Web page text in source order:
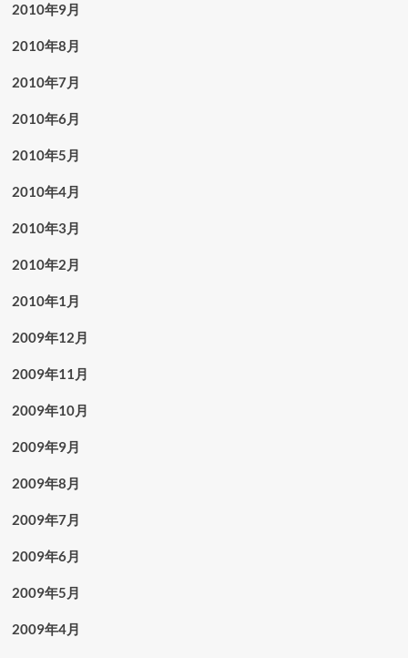
2010年9月
2010年8月
2010年7月
2010年6月
2010年5月
2010年4月
2010年3月
2010年2月
2010年1月
2009年12月
2009年11月
2009年10月
2009年9月
2009年8月
2009年7月
2009年6月
2009年5月
2009年4月